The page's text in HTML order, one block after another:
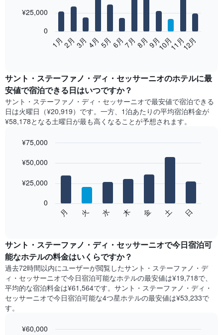
12
月
ご
と
の
客
室
平
料
を
表
の
X
軸
1​
本
は、
表
1月2月3月4月5月6月7月8月9月10月11月12月
0
¥25,000
サント・ステーファノ・ディ・セッサーニオ​の​ホテル​に最
安値で宿泊できる日はいつですか？
サント・ステーファノ・ディ・セッサーニオ​で最安値で宿泊できる
日は火曜日​（¥20,919）です。一方、1泊あたりの平均宿泊料金が
¥58,178となる土曜日​が最も高くなることが予想されます。
chart
bars.
ー
ト
は、
曜
日
ご
と
室
graphic.
月 火 水 木 金 土 日
0
¥25,000
¥50,000
¥75,000
サント・ステーファノ・ディ・セッサーニオで今日宿泊可
能なホテル​の料金はいくらですか？
過去72時間以内にユーザーが閲覧したサント・ステーファノ・デ
ィ・セッサーニオで今日宿泊可能なホテル​の最安値は¥19,718で、
平均的な宿泊料金は¥61,564です。サント・ステーファノ・ディ・
セッサーニオで今日宿泊可能な4つ星ホテル​の最安値は¥53,233​で
す。
¥60,000